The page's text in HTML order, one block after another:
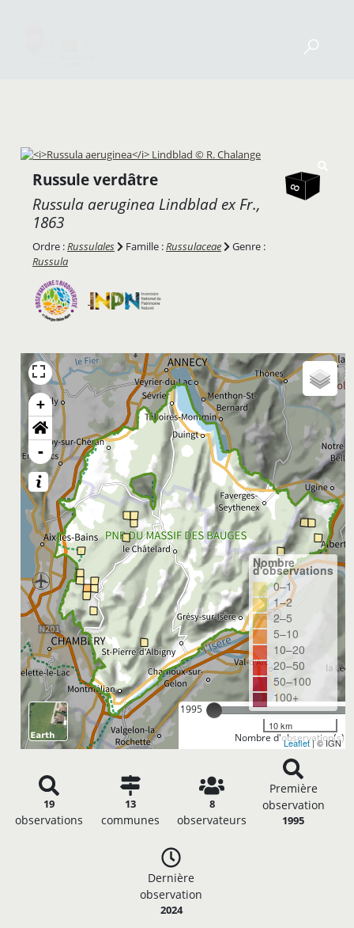
Russule verdâtre
Russula aeruginea Lindblad ex Fr.,
1863
Ordre :Russulales Famille :Russulaceae
Genre :
Russula
+
-
1995
Nombre d'observation(s):
Nombre
d'observations
0–1
1–2
2–5
5–10
10–20
20–50
50–100
100+
10 km
Leaflet| © IGN
19
observations
13
communes
8
observateurs
Première
observation
1995
Dernière
observation
2024